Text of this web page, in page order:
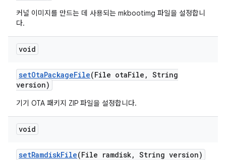
커널 이미지를 만드는 데 사용되는 mkbootimg 파일을 설정합니
다.
void
setOtaPackageFile(File otaFile , String
version)
기기 OTA 패키지 ZIP 파일을 설정합니다.
void
setRamdiskFile(File ramdisk, String version)